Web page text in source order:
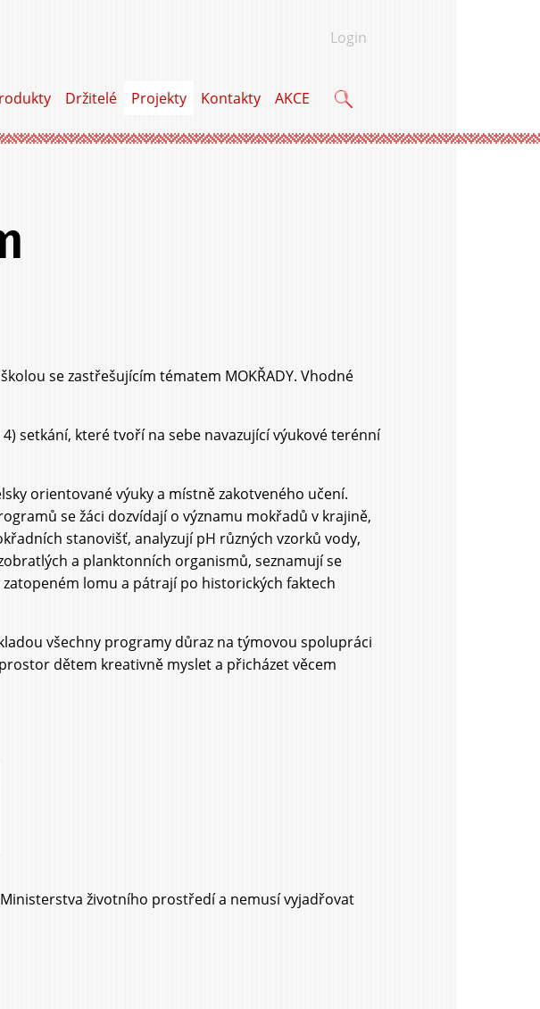
Login
Držitelé Projekty Kontakty AKCE
se zastřešujícím tématem MOKŘADY. Vhodné
setkání, které tvoří na sebe navazující výukové terénní
orientované výuky a místně zakotveného učení.
se žáci dozvídají o významu mokřadů v krajině,
stanovišť, analyzují pH různých vzorků vody,
a planktonních organismů, seznamují se
lomu a pátrají po historických faktech
všechny programy důraz na týmovou spolupráci
dětem kreativně myslet a přicházet věcem
životního prostředí a nemusí vyjadřovat